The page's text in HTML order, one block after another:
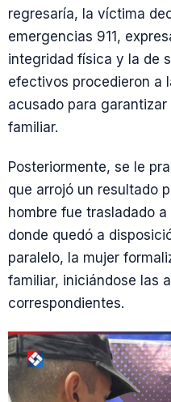
regresaría, la víctima
emergencias 911,
integridad física y la de
efectivos procedieron a
acusado para
familiar.
Posteriormente, se le
que arrojó un resultado
hombre fue trasladado
donde quedó a
paralelo, la mujer
familiar, iniciándose las
correspondientes.